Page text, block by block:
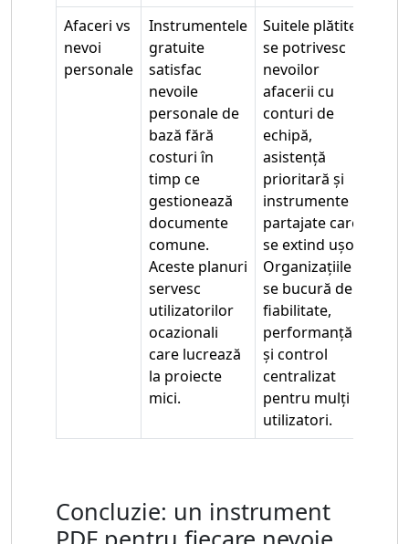
Afaceri vs
nevoi
personale
Instrumentele
gratuite
satisfac
nevoile
personale de
bază fără
costuri în
timp ce
gestionează
documente
comune.
Aceste planuri
servesc
utilizatorilor
ocazionali
care lucrează
la proiecte
mici.
Suitele plătite
se potrivesc
nevoilor
afacerii cu
conturi de
echipă,
asistență
prioritară și
instrumente
partajate care
se extind ușor.
Organizațiile
se bucură de
fiabilitate,
performanță
și control
centralizat
pentru mulți
utilizatori.
Concluzie: un instrument